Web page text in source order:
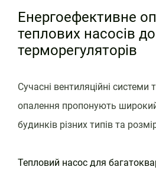
Енергоефективне
теплових насосів
терморегуляторів
Сучасні вентиляційні системи
опалення пропонують
будинків різних типів та
Тепловий насос для